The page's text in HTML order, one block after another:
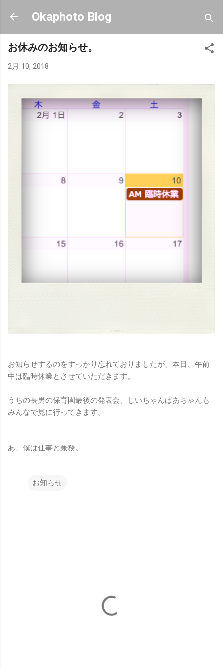
スキップしてメイン コンテンツに移動
Okaphoto Blog
お休みのお知らせ。
2月 10, 2018
お知らせするのをすっかり忘れておりましたが、本日、午前
中は臨時休業とさせていただきます。
うちの長男の保育園最後の発表会、じいちゃんばあちゃんも
みんなで見に行ってきます。
あ、僕は仕事と兼務。
お知らせ